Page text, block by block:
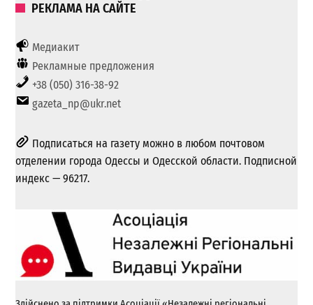
РЕКЛАМА НА САЙТЕ
Медиакит
Рекламные предложения
+38 (050) 316-38-92
gazeta_np@ukr.net
Подписаться на газету можно в любом почтовом
отделении города Одессы и Одесской области. Подписной
индекс — 96217.